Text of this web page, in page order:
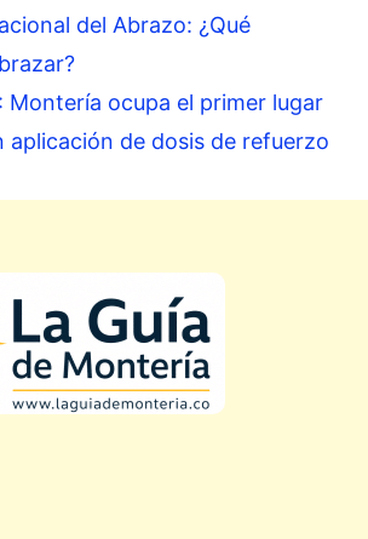
del Abrazo: ¿Qué
Montería ocupa el primer lugar
aplicación de dosis de refuerzo